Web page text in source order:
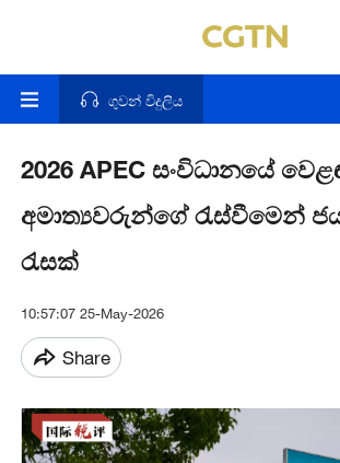
ගුවන් විදුලිය
2026 APEC සංවිධානයේ
අමාත්‍යවරුන්ගේ රැස්වීමෙන්
රැසක්
10:57:07 25-May-2026
Share